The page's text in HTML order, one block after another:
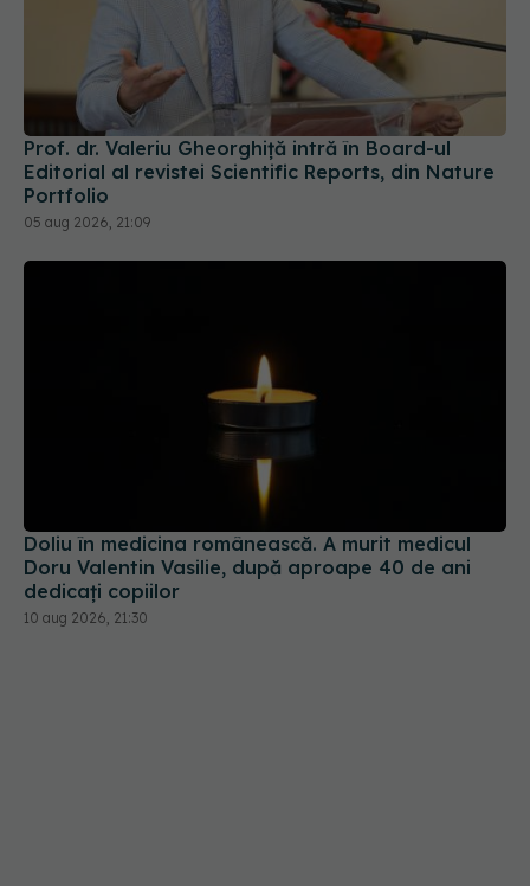
Prof. dr. Valeriu Gheorghiță intră în Board-ul
Editorial al revistei Scientific Reports, din Nature
Portfolio
05 aug 2026, 21:09
Doliu în medicina românească. A murit medicul
Doru Valentin Vasilie, după aproape 40 de ani
10 aug 2026, 21:30